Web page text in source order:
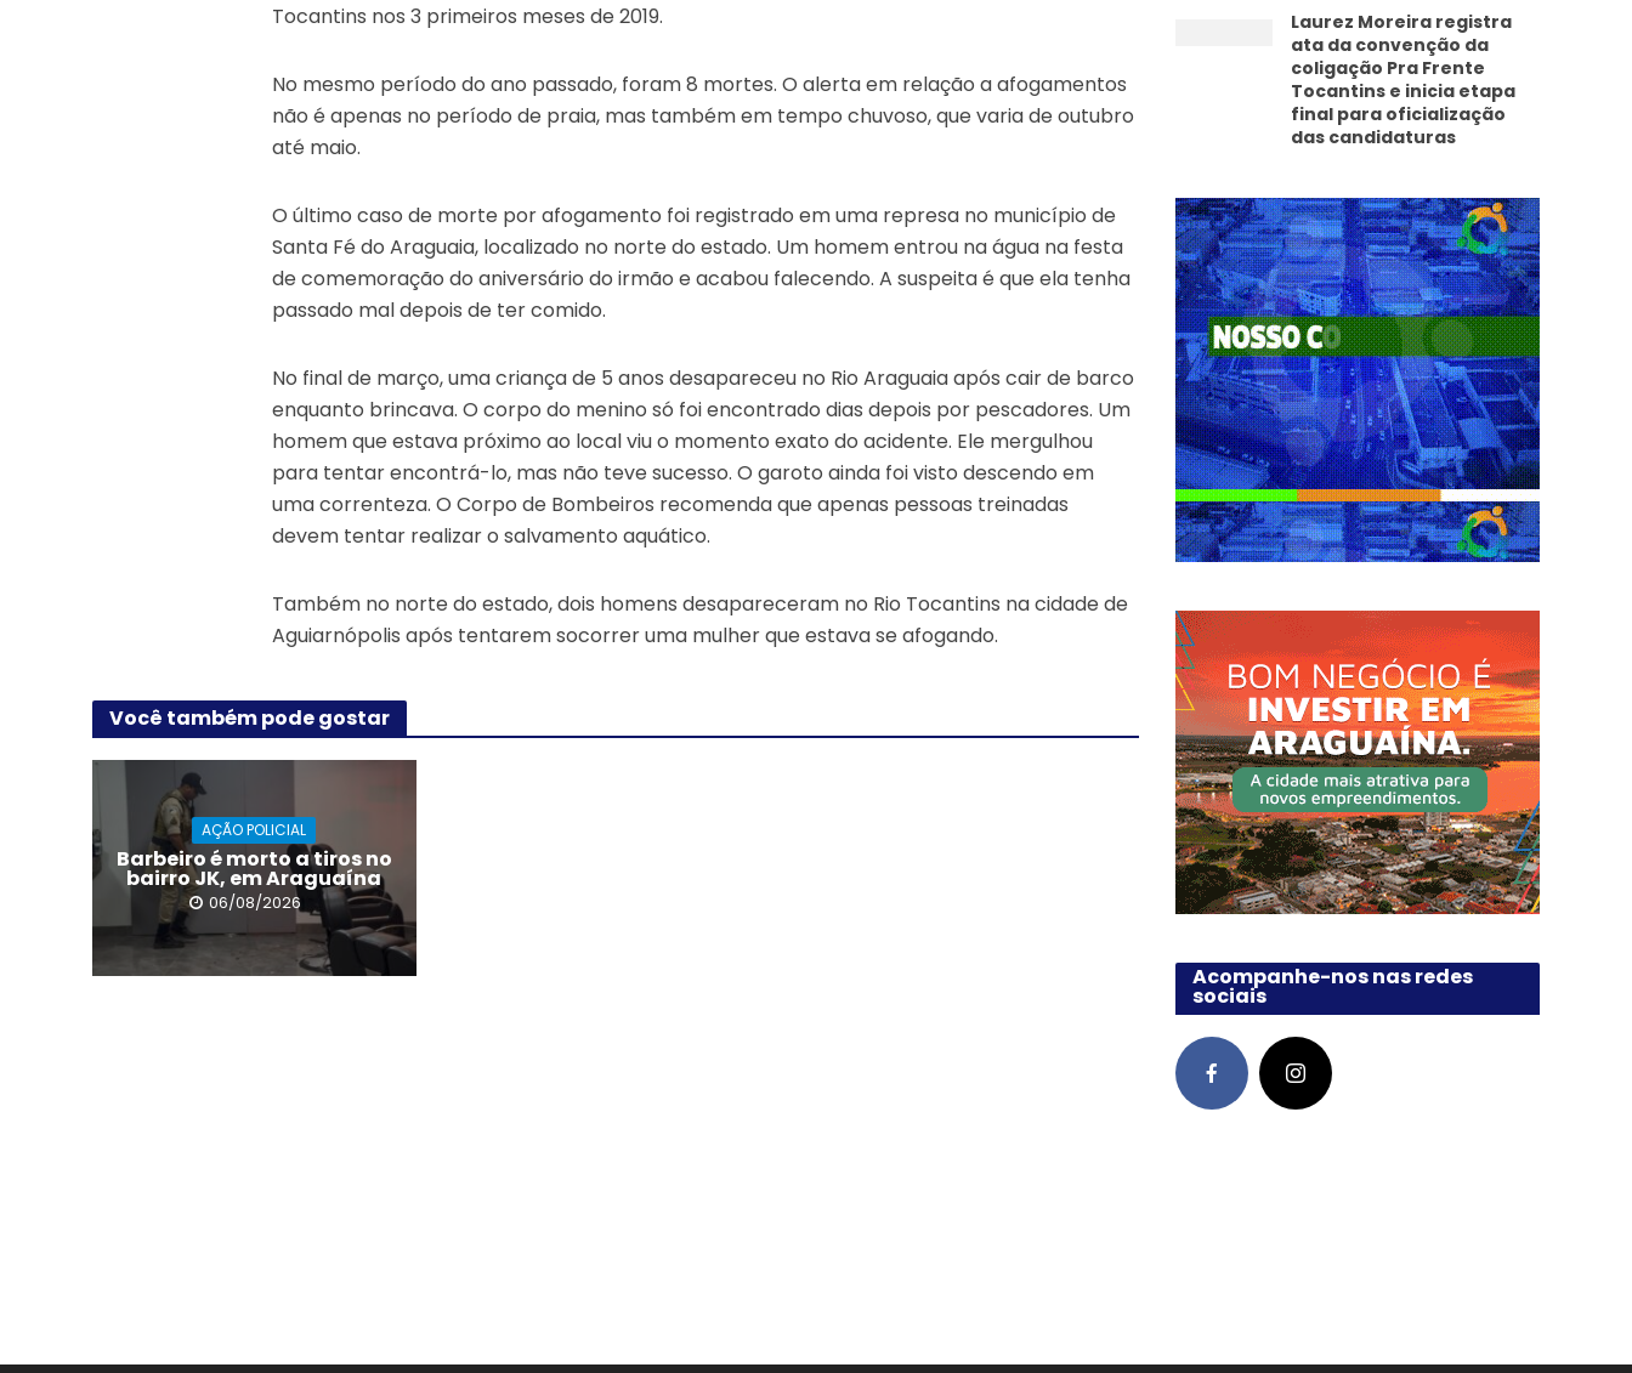
Tocantins nos 3 primeiros meses de 2019.
No mesmo período do ano passado, foram 8 mortes. O alerta em relação a afogamentos
não é apenas no período de praia, mas também em tempo chuvoso, que varia de outubro
até maio.
O último caso de morte por afogamento foi registrado em uma represa no município de
Santa Fé do Araguaia, localizado no norte do estado. Um homem entrou na água na festa
de comemoração do aniversário do irmão e acabou falecendo. A suspeita é que ela tenha
passado mal depois de ter comido.
No final de março, uma criança de 5 anos desapareceu no Rio Araguaia após cair de barco
enquanto brincava. O corpo do menino só foi encontrado dias depois por pescadores. Um
homem que estava próximo ao local viu o momento exato do acidente. Ele mergulhou
para tentar encontrá-lo, mas não teve sucesso. O garoto ainda foi visto descendo em
uma correnteza. O Corpo de Bombeiros recomenda que apenas pessoas treinadas
devem tentar realizar o salvamento aquático.
Também no norte do estado, dois homens desapareceram no Rio Tocantins na cidade de
Aguiarnópolis após tentarem socorrer uma mulher que estava se afogando.
Você também pode gostar
AÇÃO POLICIAL
Barbeiro é morto a tiros no
bairro JK, em Araguaína
06/08/2026
Laurez Moreira registra
ata da convenção da
coligação Pra Frente
Tocantins e inicia etapa
final para oficialização
das candidaturas
Acompanhe-nos nas redes
sociais